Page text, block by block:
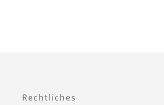
Rechtliches